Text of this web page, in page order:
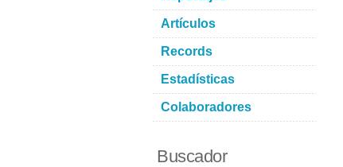
Artículos
Records
Estadísticas
Colaboradores
Buscador